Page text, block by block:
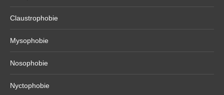
Claustrophobie
Mysophobie
Nosophobie
Nyctophobie